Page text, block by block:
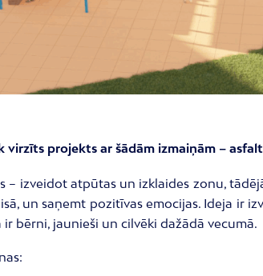
virzīts projekts ar šādām izmaiņām –
– izveidot atpūtas un izklaides zonu,
un saņemt pozitīvas emocijas. Ideja ir
bērni, jaunieši un cilvēki dažādā vecumā.